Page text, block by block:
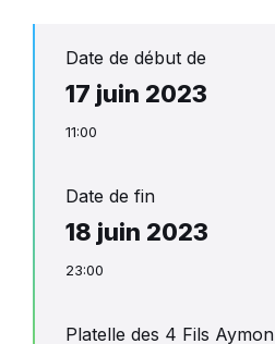
Date de début de
17 juin 2023
11:00
Date de fin
18 juin 2023
23:00
Platelle des 4 Fils Aymon